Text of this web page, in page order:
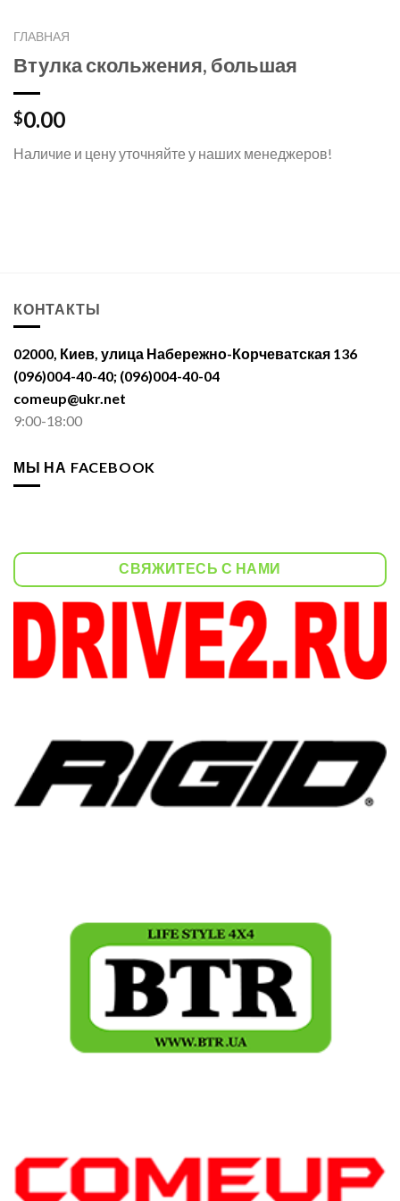
ГЛАВНАЯ
Втулка скольжения, большая
$0.00
Наличие и цену уточняйте у наших менеджеров!
КОНТАКТЫ
02000, Киев, улица Набережно-Корчеватская 136
(096)004-40-40; (096)004-40-04
comeup@ukr.net
9:00-18:00
МЫ НА FACEBOOK
СВЯЖИТЕСЬ С НАМИ